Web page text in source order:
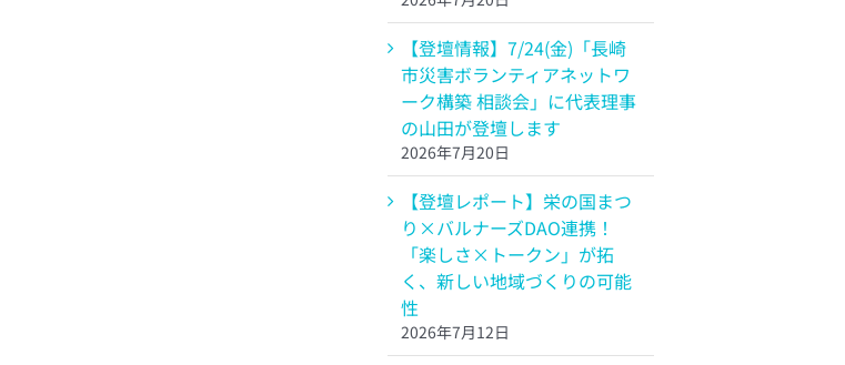
【登壇情報】7/24(金)「長崎
市災害ボランティアネットワ
ーク構築 相談会」に代表理事
の山田が登壇します
2026年7月20日
【登壇レポート】栄の国まつ
り×バルナーズDAO連携！
「楽しさ×トークン」が拓
く、新しい地域づくりの可能
性
2026年7月12日